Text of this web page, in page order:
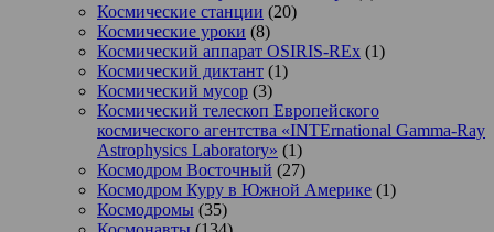
Космические станции (20)
Космические уроки (8)
Космический аппарат OSIRIS-REx (1)
Космический диктант (1)
Космический мусор (3)
Космический телескоп Европейского
космического агентства «INTErnational Gamma-Ray
Astrophysics Laboratory» (1)
Космодром Восточный (27)
Космодром Куру в Южной Америке (1)
Космодромы (35)